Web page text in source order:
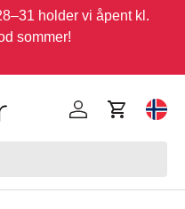
holder vi åpent kl.
sommer!
Logg inn